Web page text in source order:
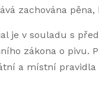
zachována
je v souladu s
zákona o pivu.
a místní pravidla